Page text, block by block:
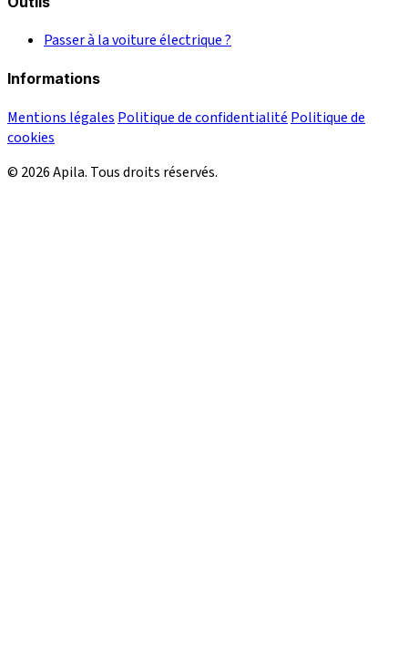
Passer à la voiture électrique ?
Informations
Mentions légales Politique de confidentialité Politique de
cookies
© 2026 Apila. Tous droits réservés.